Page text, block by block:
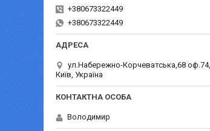
+380673322449
+380673322449
ул.Набережно-Корчеватська,68 оф.74,
Київ, Україна
Володимир